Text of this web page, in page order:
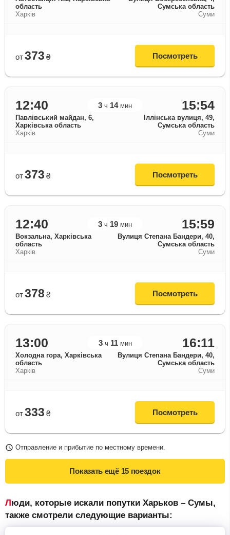
область
Сумська область
Харків
Суми
от 373 ₴ Посмотреть
12:40 3 ч 14 мин 15:54
Павлівський майдан, 6,
Харківська область
Іллінська вулиця, 49,
Сумська область
Харків
Суми
от 373 ₴ Посмотреть
12:40 3 ч 19 мин 15:59
Вокзальна, Харківська
область
Вулиця Степана Бандери, 40,
Сумська область
Харків
Суми
от 378 ₴ Посмотреть
13:00 3 ч 11 мин 16:11
Холодна гора, Харківська
область
Вулиця Степана Бандери, 40,
Сумська область
Харків
Суми
от 333 ₴ Посмотреть
Отправление и прибытие по местному времени.
Показать ещё 15 поездок
Люди, которые искали попутки Харьков – Сумы,
также смотрели следующие варианты: